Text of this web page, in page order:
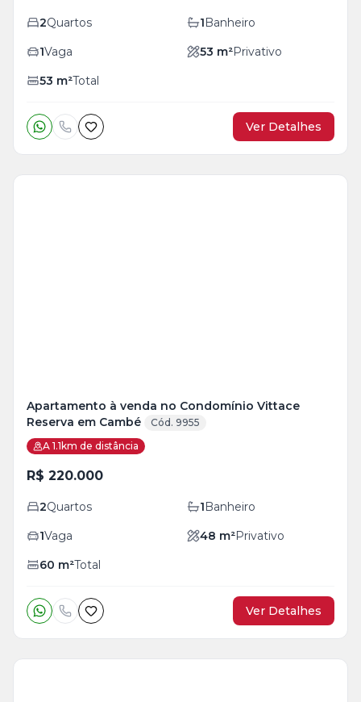
2Quartos 1Banheiro
1Vaga 53 m²Privativo
53 m²Total
Ver Detalhes
Apartamento à venda no Condomínio Vittace
Reserva em Cambé
Cód. 9955
A 1.1km de distância
R$ 220.000
2Quartos 1Banheiro
1Vaga 48 m²Privativo
60 m²Total
Ver Detalhes